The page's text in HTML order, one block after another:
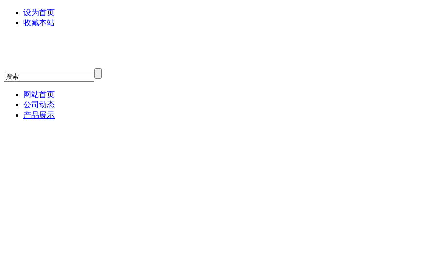
设为首页
收藏本站
网站首页
公司动态
产品展示